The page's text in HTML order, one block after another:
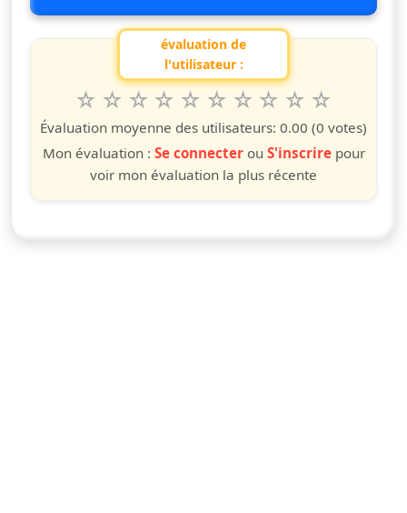
évaluation de
l'utilisateur :
questo spettacolo da 1 a 10 étoiles
10
étoiles
9
étoiles
8
étoiles
7
étoiles
6
étoiles
5
étoiles
4
étoiles
3
étoiles
2
étoiles
étoile
Évaluation moyenne des utilisateurs: 0.00 (0 votes)
Mon évaluation : Se connecterou S'inscrirepour
voir mon évaluation la plus récente